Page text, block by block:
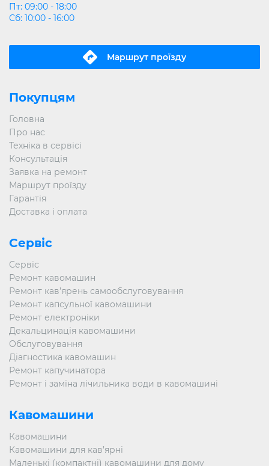
Пт: 09:00 - 18:00
Сб: 10:00 - 16:00
Маршрут проїзду
Покупцям
Головна
Про нас
Техніка в сервісі
Консультація
Заявка на ремонт
Маршрут проїзду
Гарантія
Доставка і оплата
Сервіс
Сервіс
Ремонт кавомашин
Ремонт кав’ярень самообслуговування
Ремонт капсульної кавомашини
Ремонт електроніки
Декальцинація кавомашини
Обслуговування
Діагностика кавомашин
Ремонт капучинатора
Ремонт і заміна лічильника води в кавомашині
Кавомашини
Кавомашини
Кавомашини для кав’ярні
Маленькі (компактні) кавомашини для дому